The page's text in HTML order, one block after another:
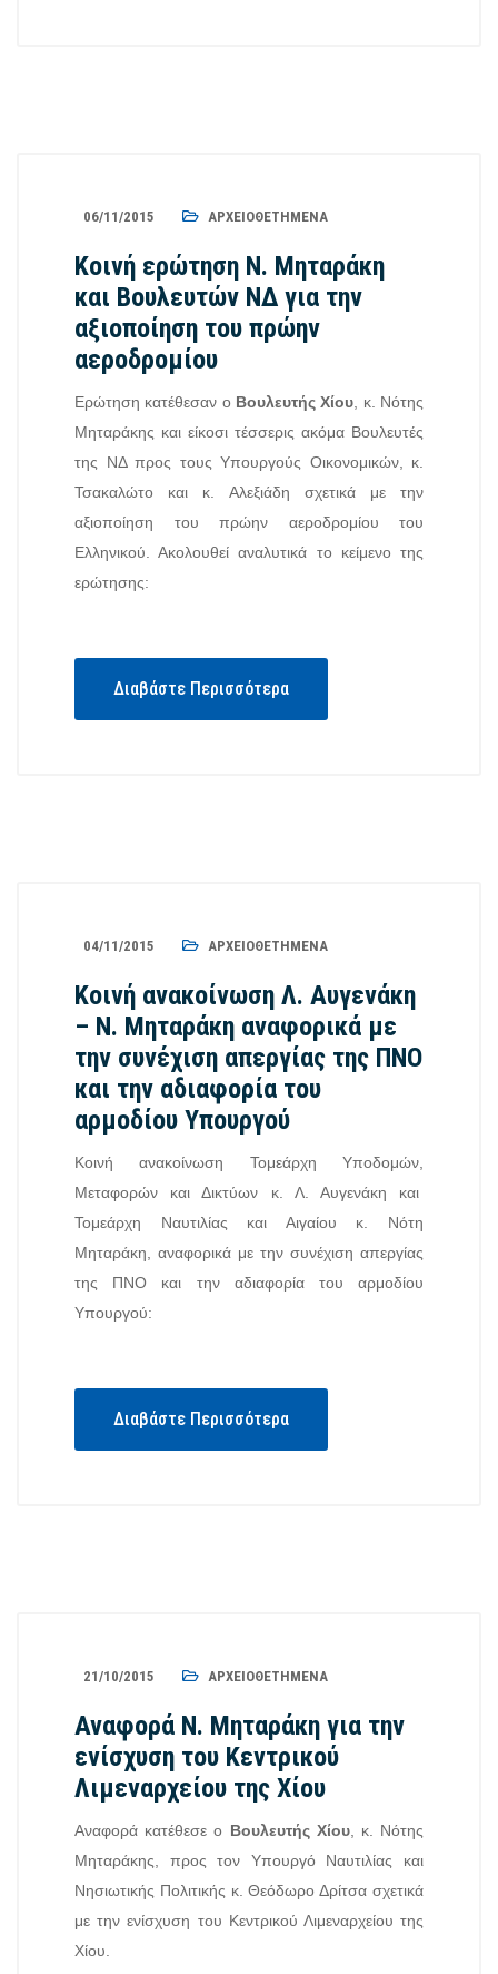
06/11/2015 ΑΡΧΕΙΟΘΕΤΗΜΈΝΑ
Κοινή ερώτηση Ν. Μηταράκη
και Βουλευτών ΝΔ για την
αξιοποίηση του πρώην
αεροδρομίου
Ερώτηση κατέθεσαν ο Βουλευτής Χίου , κ. Νότης
Μηταράκης και είκοσι τέσσερις ακόμα Βουλευτές
της ΝΔ προς τους Υπουργούς Οικονομικών, κ.
Τσακαλώτο και κ. Αλεξιάδη σχετικά με την
αξιοποίηση του πρώην αεροδρομίου του
Ελληνικού. Ακολουθεί αναλυτικά το κείμενο της
ερώτησης:
Διαβάστε Περισσότερα
04/11/2015 ΑΡΧΕΙΟΘΕΤΗΜΈΝΑ
Κοινή ανακοίνωση Λ. Αυγενάκη
– Ν. Μηταράκη αναφορικά με
την συνέχιση απεργίας της ΠΝΟ
και την αδιαφορία του
αρμοδίου Υπουργού
Κοινή ανακοίνωση Τομεάρχη Υποδομών,
Μεταφορών και Δικτύων κ. Λ. Αυγενάκη και
Τομεάρχη Ναυτιλίας και Αιγαίου κ. Νότη
Μηταράκη, αναφορικά με την συνέχιση απεργίας
της ΠΝΟ και την αδιαφορία του αρμοδίου
Υπουργού:
Διαβάστε Περισσότερα
21/10/2015 ΑΡΧΕΙΟΘΕΤΗΜΈΝΑ
Αναφορά Ν. Μηταράκη για την
ενίσχυση του Κεντρικού
Λιμεναρχείου της Χίου
Αναφορά κατέθεσε ο Βουλευτής Χίου, κ. Νότης
Μηταράκης, προς τον Υπουργό Ναυτιλίας και
Νησιωτικής Πολιτικής κ. Θεόδωρο Δρίτσα σχετικά
με την ενίσχυση του Κεντρικού Λιμεναρχείου της
Χίου.